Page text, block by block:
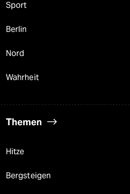
Sport
Berlin
Nord
Wahrheit
Themen
Hitze
Bergsteigen